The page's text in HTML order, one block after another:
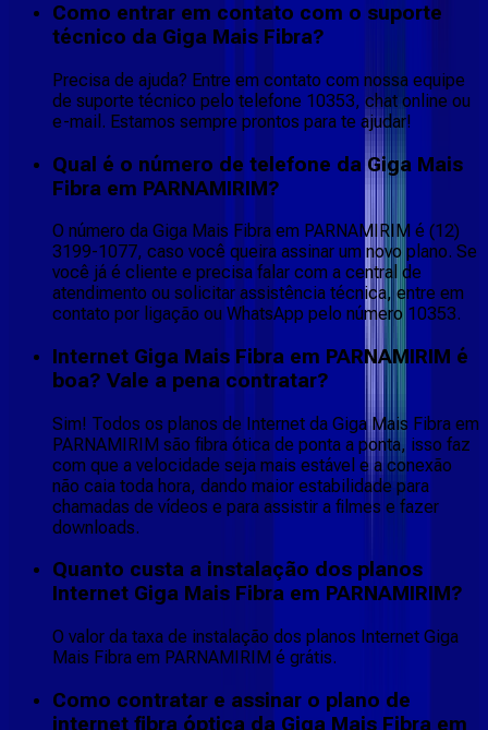
Como entrar em contato com o suporte
técnico da Giga Mais Fibra?
Precisa de ajuda? Entre em contato com nossa equipe
de suporte técnico pelo telefone 10353, chat online ou
e-mail. Estamos sempre prontos para te ajudar!
Qual é o número de telefone da Giga Mais
Fibra em PARNAMIRIM?
O número da Giga Mais Fibra em PARNAMIRIM é (12)
3199-1077, caso você queira assinar um novo plano. Se
você já é cliente e precisa falar com a central de
atendimento ou solicitar assistência técnica, entre em
contato por ligação ou WhatsApp pelo número 10353.
Internet Giga Mais Fibra em PARNAMIRIM é
boa? Vale a pena contratar?
Sim! Todos os planos de Internet da Giga Mais Fibra em
PARNAMIRIM são fibra ótica de ponta a ponta, isso faz
com que a velocidade seja mais estável e a conexão
não caia toda hora, dando maior estabilidade para
chamadas de vídeos e para assistir a filmes e fazer
downloads.
Quanto custa a instalação dos planos
Internet Giga Mais Fibra em PARNAMIRIM?
O valor da taxa de instalação dos planos Internet Giga
Mais Fibra em PARNAMIRIM é grátis.
Como contratar e assinar o plano de
internet fibra óptica da Giga Mais Fibra em